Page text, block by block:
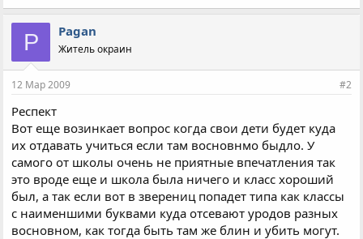
P Pagan
Житель окраин
12 Мар 2009 #2
Респект
Вот еще возинкает вопрос когда свои дети будет куда
их отдавать учиться если там восновнмо быдло. У
самого от школы очень не приятные впечатления так
это вроде еще и школа была ничего и класс хороший
был, а так если вот в зверениц попадет типа как классы
с наименшими буквами куда отсевают уродов разных
восновном, как тогда быть там же блин и убить могут.